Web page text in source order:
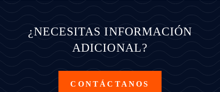
¿NECESITAS INFORMACIÓN
ADICIONAL?
CONTÁCTANOS